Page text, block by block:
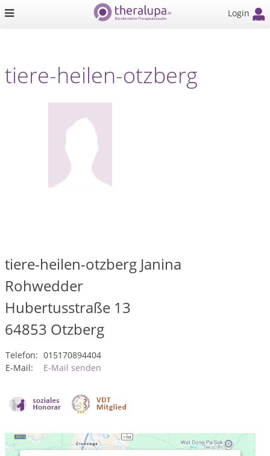
Login
tiere-heilen-otzberg
tiere-heilen-otzberg Janina
Rohwedder
Hubertusstraße 13
64853 Otzberg
Telefon: 015170894404
E-Mail:
E-Mail senden